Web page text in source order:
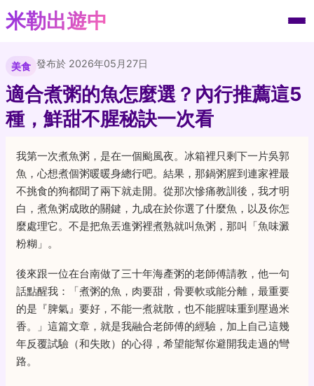
米勒出遊中
美食 發布於 2026年05月27日
適合煮粥的魚怎麼選？內行推薦這5
種，鮮甜不腥秘訣一次看
我第一次煮魚粥，是在一個颱風夜。冰箱裡只剩下一片吳郭
魚，心想煮個粥暖暖身總行吧。結果，那鍋粥腥到連家裡最
不挑食的狗都聞了兩下就走開。從那次慘痛教訓後，我才明
白，煮魚粥成敗的關鍵，九成在於你選了什麼魚，以及你怎
麼處理它。不是把魚丟進粥裡煮熟就叫魚粥，那叫「魚味澱
粉糊」。
後來跟一位在台南做了三十年海產粥的老師傅請教，他一句
話點醒我：「煮粥的魚，肉要甜，骨要軟或能分離，最重要
的是『脾氣』要好，不能一煮就散，也不能腥味重到壓過米
香。」這篇文章，就是我融合老師傅的經驗，加上自己這幾
年反覆試驗（和失敗）的心得，希望能幫你避開我走過的彎
路。